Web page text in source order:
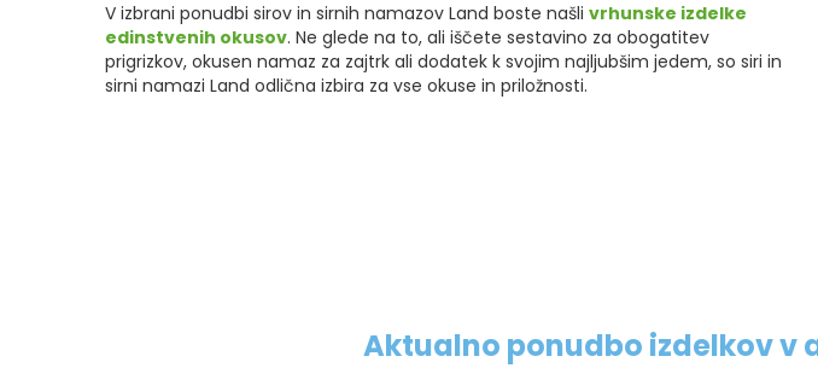
V izbrani ponudbi sirov in sirnih namazov Land boste našli vrhunske izdelke
edinstvenih okusov. Ne glede na to, ali iščete sestavino za obogatitev
prigrizkov, okusen namaz za zajtrk ali dodatek k svojim najljubšim jedem, so siri in
sirni namazi Land odlična izbira za vse okuse in priložnosti.
Aktualno ponudbo izdelkov v